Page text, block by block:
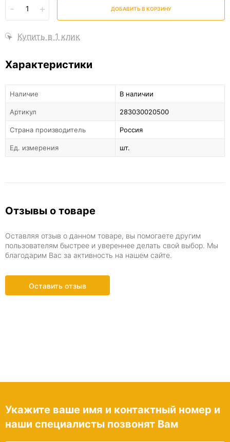
- + ДОБАВИТЬ В КОРЗИНУ
Купить в 1 клик
Характеристики
Наличие В наличии
Артикул 283030020500
Страна производитель Россия
Ед. измерения шт.
Отзывы о товаре
Оставляя отзыв о данном товаре, вы помогаете другим
пользователям быстрее и увереннее делать свой выбор. Мы
благодарим Вас за активность на нашем сайте.
Оставить отзыв
Укажите ваше имя и контактный номер и
наши специалисты позвонят Вам